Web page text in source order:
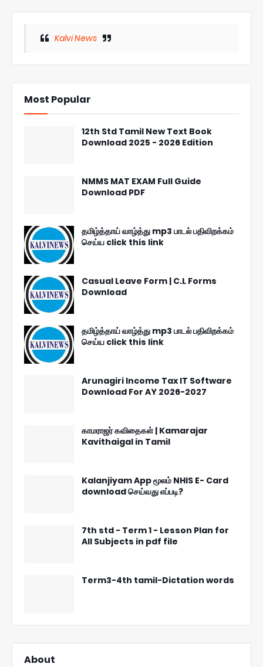
Kalvi News
Most Popular
12th Std Tamil New Text Book
Download 2025 - 2026 Edition
NMMS MAT EXAM Full Guide
Download PDF
தமிழ்த்தாய் வாழ்த்து mp3 பாடல் பதிவிறக்கம்
செய்ய click this link
Casual Leave Form | C.L Forms
Download
தமிழ்த்தாய் வாழ்த்து mp3 பாடல் பதிவிறக்கம்
செய்ய click this link
Arunagiri Income Tax IT Software
Download For AY 2026-2027
காமராஜர் கவிதைகள் | Kamarajar
Kavithaigal in Tamil
Kalanjiyam App மூலம் NHIS E- Card
download செய்வது எப்படி?
7th std - Term 1 - Lesson Plan for
All Subjects in pdf file
Term3-4th tamil-Dictation words
About